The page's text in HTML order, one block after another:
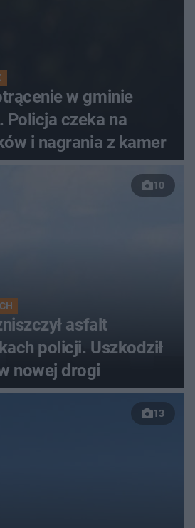
w gminie
Policja czeka na
i nagrania z kamer
10
asfalt
policji. Uszkodził
nowej drogi
13